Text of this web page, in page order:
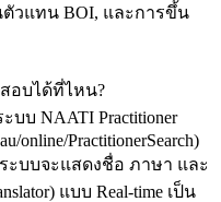
วแทน BOI, และการขึ้น
อบได้ที่ไหน?
บ NAATI Practitioner
online/PractitionerSearch)
ะบบจะแสดงชื่อ ภาษา และ
แบบ Real-time เป็น